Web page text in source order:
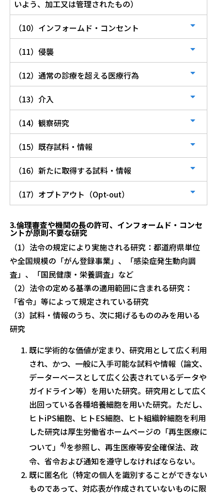
いよう、加工又は管理されたもの）
（10）インフォームド・コンセント
（11）侵襲
（12）通常の診療を超える医療行為
（13）介入
（14）観察研究
（15）既存試料・情報
（16）新たに取得する試料・情報
（17）オプトアウト（Opt-out）
3.倫理審査や機関の長の許可、インフォームド・コンセ
ントが原則不要な研究
（1）法令の規定により実施される研究：都道府県単位
や全国規模の「がん登録事業」、「感染症発生動向調
査」、「国民健康・栄養調査」など
（2）法令の定める基準の適用範囲に含まれる研究：
「省令」等によって規定されている研究
（3）試料・情報のうち、次に掲げるもののみを用いる
研究
既に学術的な価値が定まり、研究用として広く利用
され、かつ、一般に入手可能な試料や情報（論文、
データーベースとして広く公表されているデータや
ガイドライン等）を用いた研究。研究用として広く
出回っている各種培養細胞を用いた研究。ただし、
ヒトiPS細胞、ヒトES細胞、ヒト組織幹細胞を利用
した研究は厚生労働省ホームページの「再生医療に
ついて」 4)を参照し、再生医療等安全確保法、政
令、省令および通知を遵守しなければならない。
既に匿名化（特定の個人を識別することができない
ものであって、対応表が作成されていないものに限